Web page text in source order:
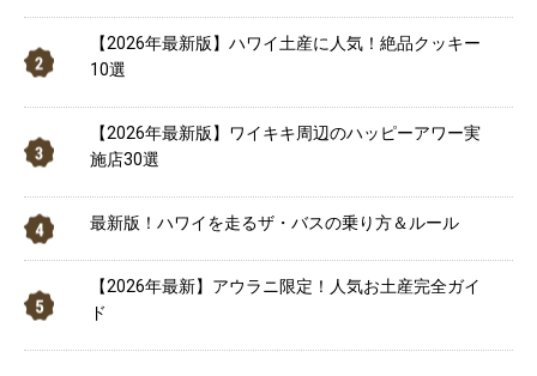
【2026年最新版】ハワイ土産に人気！絶品クッキー
10選
【2026年最新版】ワイキキ周辺のハッピーアワー実
施店30選
最新版！ハワイを走るザ・バスの乗り方＆ルール
【2026年最新】アウラニ限定！人気お土産完全ガイ
ド